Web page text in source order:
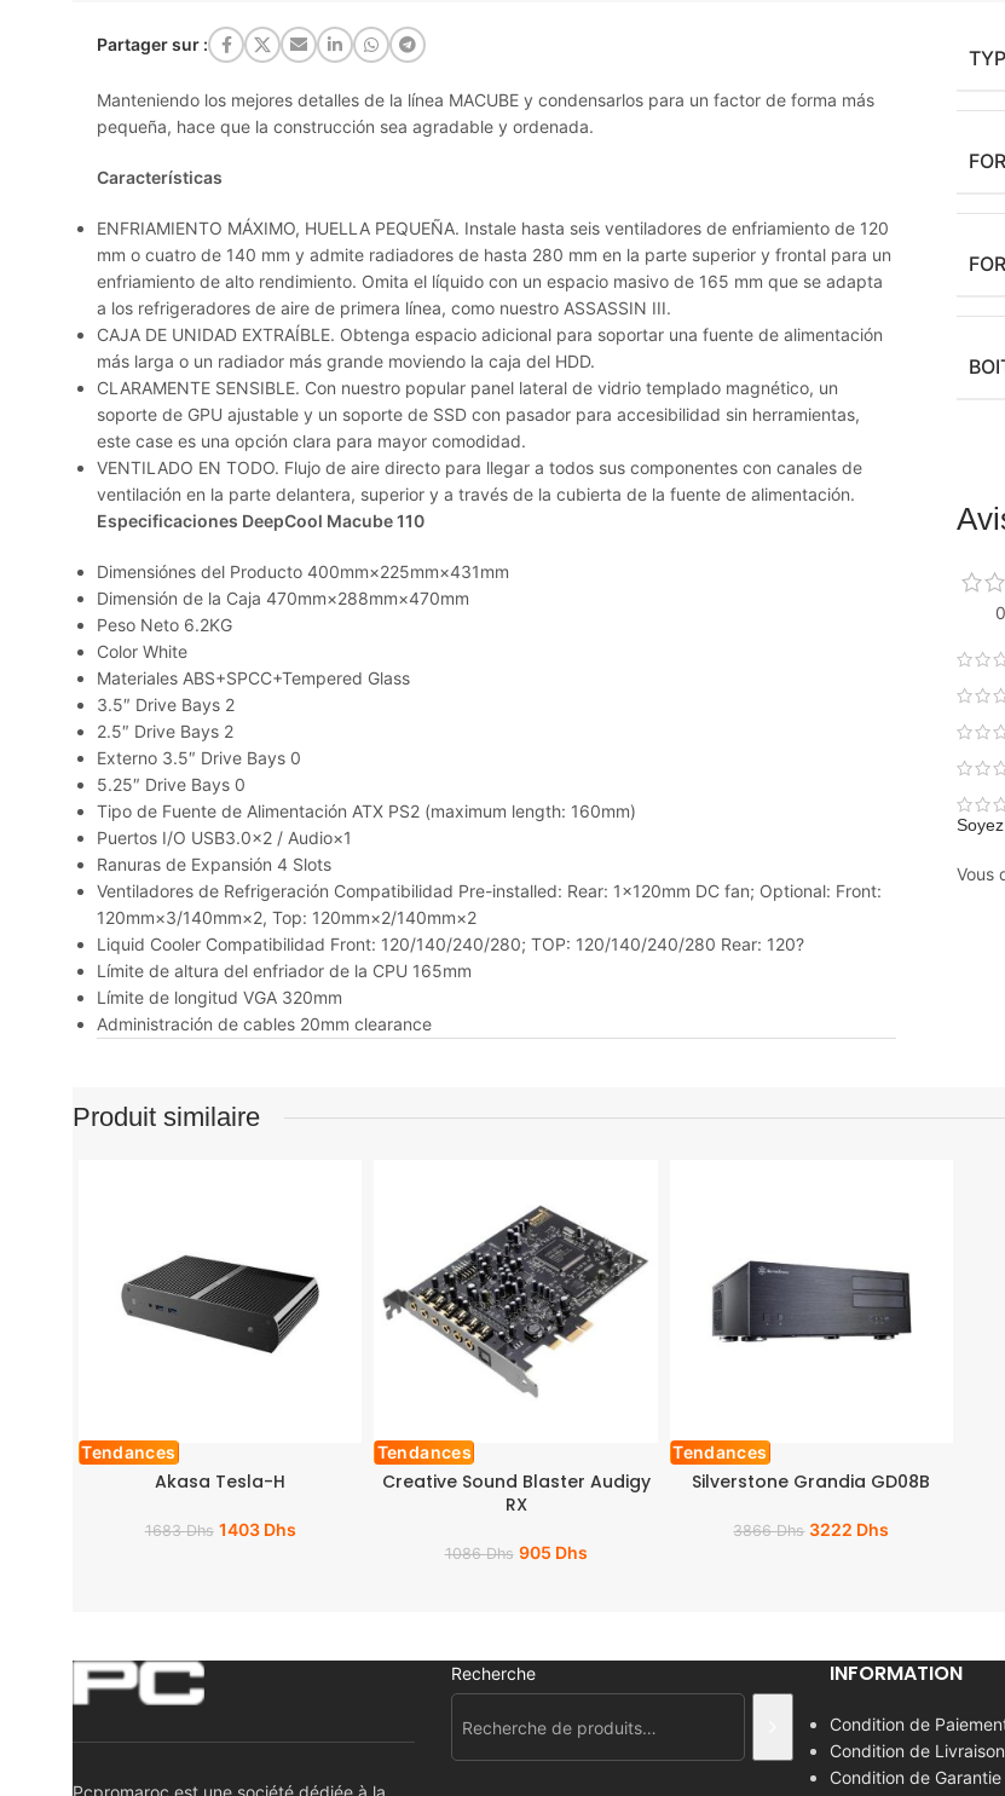
Partager sur :
Manteniendo los mejores detalles de la línea MACUBE y condensarlos para un factor de forma más
pequeña, hace que la construcción sea agradable y ordenada.
Características
ENFRIAMIENTO MÁXIMO, HUELLA PEQUEÑA. Instale hasta seis ventiladores de enfriamiento de 120
mm o cuatro de 140 mm y admite radiadores de hasta 280 mm en la parte superior y frontal para un
enfriamiento de alto rendimiento. Omita el líquido con un espacio masivo de 165 mm que se adapta
a los refrigeradores de aire de primera línea, como nuestro ASSASSIN III.
CAJA DE UNIDAD EXTRAÍBLE. Obtenga espacio adicional para soportar una fuente de alimentación
más larga o un radiador más grande moviendo la caja del HDD.
CLARAMENTE SENSIBLE. Con nuestro popular panel lateral de vidrio templado magnético, un
soporte de GPU ajustable y un soporte de SSD con pasador para accesibilidad sin herramientas,
este case es una opción clara para mayor comodidad.
VENTILADO EN TODO. Flujo de aire directo para llegar a todos sus componentes con canales de
ventilación en la parte delantera, superior y a través de la cubierta de la fuente de alimentación.
Especificaciones DeepCool Macube 110
Dimensiónes del Producto 400mm×225mm×431mm
Dimensión de la Caja 470mm×288mm×470mm
Peso Neto 6.2KG
Color White
Materiales ABS+SPCC+Tempered Glass
3.5″ Drive Bays 2
2.5″ Drive Bays 2
Externo 3.5″ Drive Bays 0
5.25″ Drive Bays 0
Tipo de Fuente de Alimentación ATX PS2 (maximum length: 160mm)
Puertos I/O USB3.0×2 / Audio×1
Ranuras de Expansión 4 Slots
Ventiladores de Refrigeración Compatibilidad Pre-installed: Rear: 1×120mm DC fan; Optional: Front:
120mm×3/140mm×2, Top: 120mm×2/140mm×2
Liquid Cooler Compatibilidad Front: 120/140/240/280; TOP: 120/140/240/280 Rear: 120?
Límite de altura del enfriador de la CPU 165mm
Límite de longitud VGA 320mm
Administración de cables 20mm clearance
Vous
Produit similaire
Tendances
Akasa Tesla-H
1683Dhs 1403 Dhs
Tendances
Creative Sound Blaster Audigy
RX
1086Dhs 905 Dhs
Tendances
Silverstone Grandia GD08B
3866Dhs 3222 Dhs
Pcpromaroc est une société dédiée à la
Recherche INFORMATION
Condition de
Condition de Livraison
Condition de Garantie